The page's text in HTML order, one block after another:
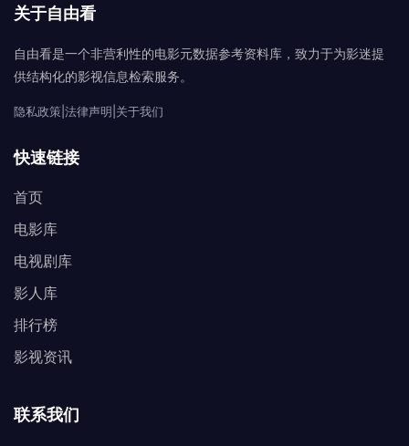
关于自由看
自由看是一个非营利性的电影元数据参考资料库，致力于为影迷提
供结构化的影视信息检索服务。
隐私政策 法律声明 关于我们
快速链接
首页
电影库
电视剧库
影人库
排行榜
影视资讯
联系我们